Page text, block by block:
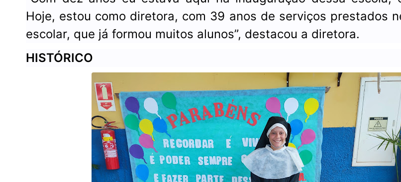
Hoje, estou como diretora, com 39 anos de serviços prestados
escolar, que já formou muitos alunos”, destacou a diretora.
HISTÓRICO